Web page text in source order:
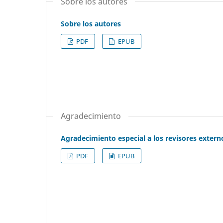
Sobre los autores
PDF EPUB
Agradecimiento
Agradecimiento especial a los revisores
PDF EPUB